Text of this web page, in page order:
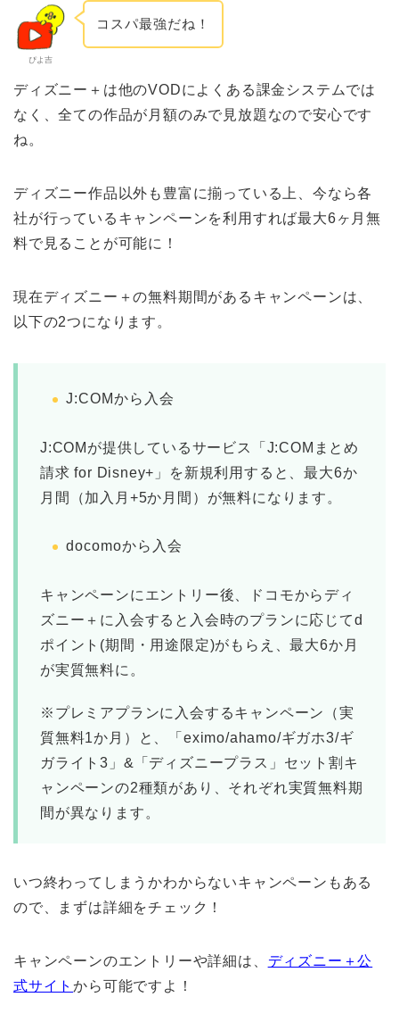
ぴよ吉
コスパ最強だね！
ディズニー＋は他のVODによくある課金システムでは
なく、全ての作品が月額のみで見放題なので安心です
ね。
ディズニー作品以外も豊富に揃っている上、今なら各
社が行っているキャンペーンを利用すれば最大6ヶ月無
料で見ることが可能に！
現在ディズニー＋の無料期間があるキャンペーンは、
以下の2つになります。
J:COMから入会
J:COMが提供しているサービス「J:COMまとめ
請求 for Disney+」を新規利用すると、最大6か
月間（加入月+5か月間）が無料になります。
docomoから入会
キャンペーンにエントリー後、ドコモからディ
ズニー＋に入会すると入会時のプランに応じてd
ポイント(期間・用途限定)がもらえ、最大6か月
が実質無料に。
※プレミアプランに入会するキャンペーン（実
質無料1か月）と、「eximo/ahamo/ギガホ3/ギ
ガライト3」&「ディズニープラス」セット割キ
ャンペーンの2種類があり、それぞれ実質無料期
間が異なります。
いつ終わってしまうかわからないキャンペーンもある
ので、まずは詳細をチェック！
キャンペーンのエントリーや詳細は、 ディズニー＋公
式サイトから可能ですよ！